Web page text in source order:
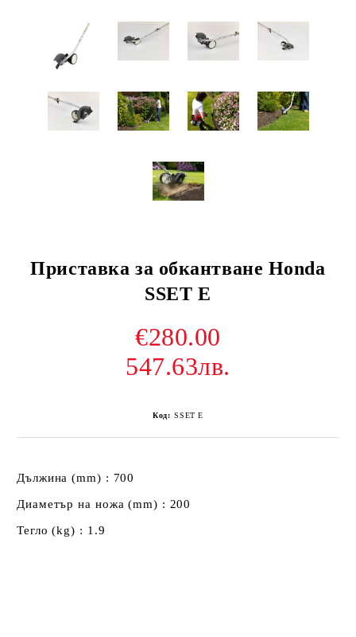
Приставка за обкантване Honda
SSET E
€280.00
547.63лв.
Код: SSET E
Дължина (mm) : 700
Диаметър на ножа (mm) : 200
Тегло (kg) : 1.9